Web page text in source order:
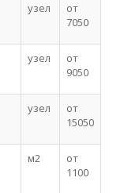
узел
от
7050
узел
от
9050
узел
от
15050
м2
от
1100